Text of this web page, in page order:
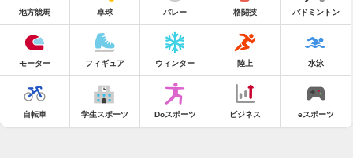
地方競馬 卓球 バレー 格闘技 バドミントン
モーター フィギュア ウィンター 陸上 水泳
自転車 学生スポーツ Doスポーツ ビジネス eスポーツ